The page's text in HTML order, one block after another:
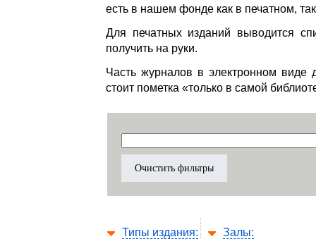
есть в нашем фонде как в печатном,
Для печатных изданий выводится
получить на руки.
Часть журналов в электронном виде
стоит пометка «только в самой
Типы издания: Залы: